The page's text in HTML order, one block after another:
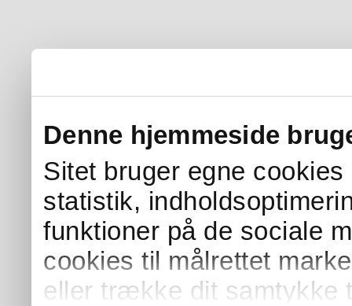
Denne hjemmeside
Sitet bruger egne
statistik,
funktioner på de sociale
cookies til målrettet
eller trække dit samtykke